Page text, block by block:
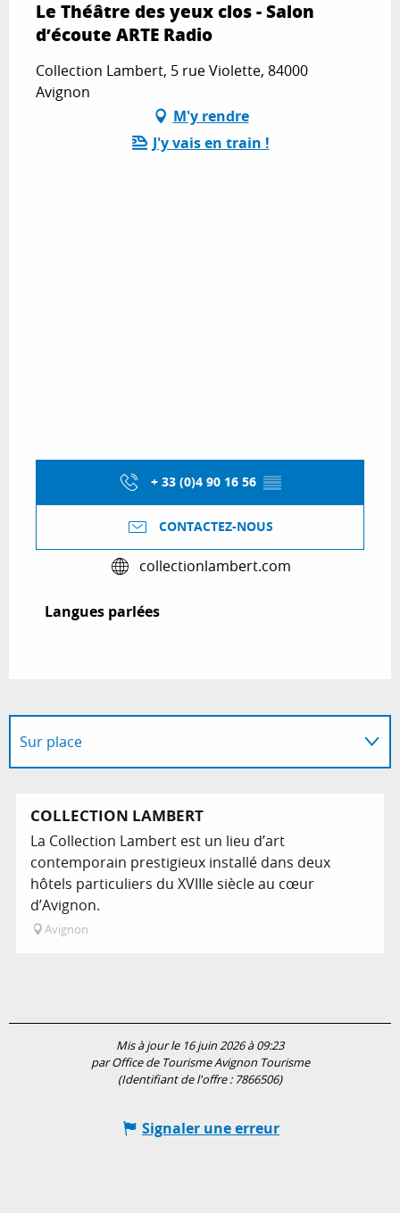
Le Théâtre des yeux clos - Salon
d’écoute ARTE Radio
Collection Lambert, 5 rue Violette, 84000
Avignon
M'y rendre
J'y vais en train !
+ 33 (0)4 90 16 56 ▒▒
CONTACTEZ-NOUS
collectionlambert.com
Langues parlées
Langues parlées
Sur place
COLLECTION LAMBERT
La Collection Lambert est un lieu d’art
contemporain prestigieux installé dans deux
hôtels particuliers du XVIIIe siècle au cœur
d’Avignon.
Avignon
Mis à jour le 16 juin 2026 à 09:23
par Office de Tourisme Avignon Tourisme
(Identifiant de l'offre : 7866506)
Signaler une erreur